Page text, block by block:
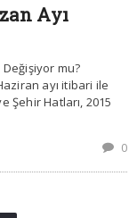
Ayı
mu?
ayı itibari ile
Şehir Hatları, 2015
0